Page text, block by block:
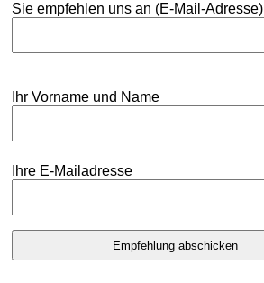
Sie empfehlen uns an (E-Mail-Adresse)
Ihr Vorname und Name
Ihre E-Mailadresse